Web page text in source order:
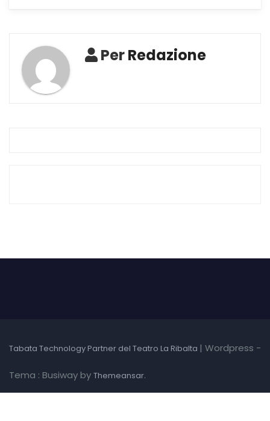
PerRedazione
Tabata Technology Partner del Teatro La Ribalta | Wordpress -
Tema : Busiway by Themeansar.